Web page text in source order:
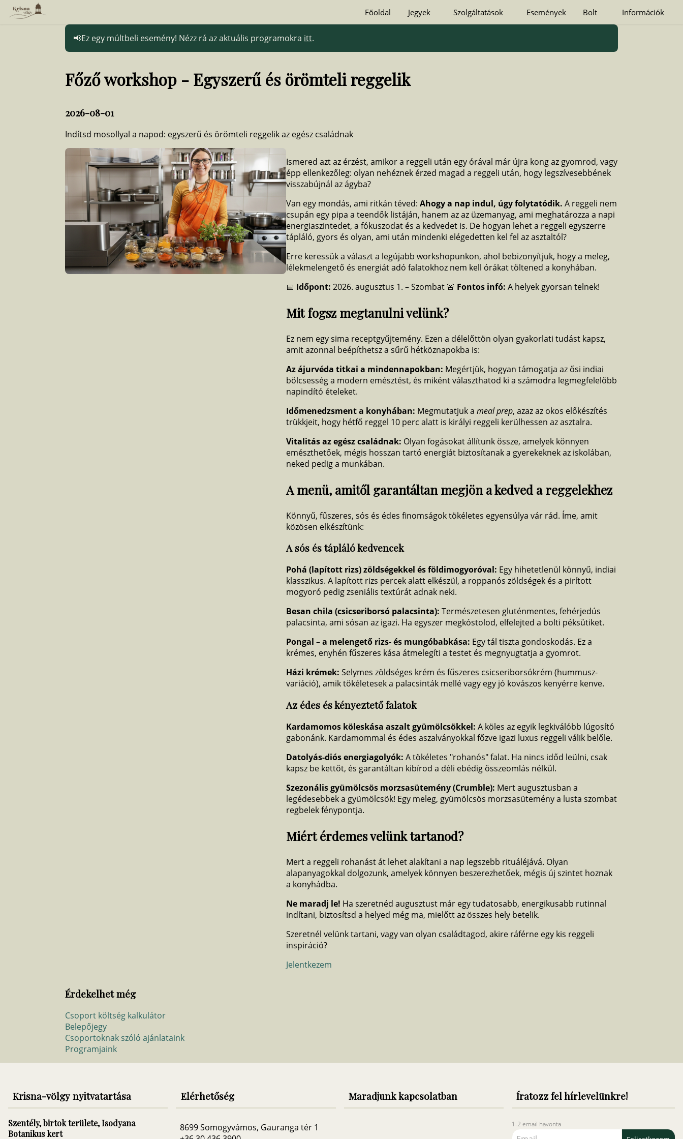
Főoldal Jegyek Szolgáltatások Események Bolt Információk
Ez egy múltbeli esemény! Nézz rá az aktuális programokra itt.
Főző workshop - Egyszerű és örömteli reggelik
2026-08-01
Indítsd mosollyal a napod: egyszerű és örömteli reggelik az egész családnak
Ismered azt az érzést, amikor a reggeli után egy órával már újra kong az gyomrod, vagy
épp ellenkezőleg: olyan nehéznek érzed magad a reggeli után, hogy legszívesebbének
visszabújnál az ágyba?
Van egy mondás, ami ritkán téved:Ahogy a nap indul, úgy folytatódik. A reggeli nem
csupán egy pipa a teendők listáján, hanem az az üzemanyag, ami meghatározza a napi
energiaszintedet, a fókuszodat és a kedvedet is. De hogyan lehet a reggeli egyszerre
tápláló, gyors és olyan, ami után mindenki elégedetten kel fel az asztaltól?
Erre keressük a választ a legújabb workshopunkon, ahol bebizonyítjuk, hogy a meleg,
lélekmelengető és energiát adó falatokhoz nem kell órákat töltened a konyhában.
📅 Időpont: 2026. augusztus 1. – Szombat 🚨 Fontos infó: A helyek gyorsan telnek!
Mit fogsz megtanulni velünk?
Ez nem egy sima receptgyűjtemény. Ezen a délelőttön olyan gyakorlati tudást kapsz,
amit azonnal beépíthetsz a sűrű hétköznapokba is:
Az ájurvéda titkai a mindennapokban: Megértjük, hogyan támogatja az ősi indiai
bölcsesség a modern emésztést, és miként választhatod ki a számodra legmegfelelőbb
napindító ételeket.
Időmenedzsment a konyhában: Megmutatjuk ameal prep, azaz az okos előkészítés
trükkjeit, hogy hétfő reggel 10 perc alatt is királyi reggeli kerülhessen az asztalra.
Vitalitás az egész családnak: Olyan fogásokat állítunk össze, amelyek könnyen
emészthetőek, mégis hosszan tartó energiát biztosítanak a gyerekeknek az iskolában,
neked pedig a munkában.
A menü, amitől garantáltan megjön a kedved a reggelekhez
Könnyű, fűszeres, sós és édes finomságok tökéletes egyensúlya vár rád. Íme, amit
közösen elkészítünk:
A sós és tápláló kedvencek
Pohá (lapított rizs) zöldségekkel és földimogyoróval: Egy hihetetlenül könnyű, indiai
klasszikus. A lapított rizs percek alatt elkészül, a roppanós zöldségek és a pirított
mogyoró pedig zseniális textúrát adnak neki.
Besan chila (csicseriborsó palacsinta): Természetesen gluténmentes, fehérjedús
palacsinta, ami sósan az igazi. Ha egyszer megkóstolod, elfelejted a bolti péksütiket.
Pongal – a melengető rizs- és mungóbabkása: Egy tál tiszta gondoskodás. Ez a
krémes, enyhén fűszeres kása átmelegíti a testet és megnyugtatja a gyomrot.
Házi krémek: Selymes zöldséges krém és fűszeres csicseriborsókrém (hummusz-
variáció), amik tökéletesek a palacsinták mellé vagy egy jó kovászos kenyérre kenve.
Az édes és kényeztető falatok
Kardamomos köleskása aszalt gyümölcsökkel: A köles az egyik legkiválóbb lúgosító
gabonánk. Kardamommal és édes aszalványokkal főzve igazi luxus reggeli válik belőle.
Datolyás-diós energiagolyók: A tökéletes "rohanós" falat. Ha nincs időd leülni, csak
kapsz be kettőt, és garantáltan kibírod a déli ebédig összeomlás nélkül.
Szezonális gyümölcsös morzsasütemény (Crumble): Mert augusztusban a
legédesebbek a gyümölcsök! Egy meleg, gyümölcsös morzsasütemény a lusta szombat
regbelek fénypontja.
Miért érdemes velünk tartanod?
Mert a reggeli rohanást át lehet alakítani a nap legszebb rituáléjává. Olyan
alapanyagokkal dolgozunk, amelyek könnyen beszerezhetőek, mégis új szintet hoznak
a konyhádba.
Ne maradj le! Ha szeretnéd augusztust már egy tudatosabb, energikusabb rutinnal
indítani, biztosítsd a helyed még ma, mielőtt az összes hely betelik.
Szeretnél velünk tartani, vagy van olyan családtagod, akire ráférne egy kis reggeli
inspiráció?
Jelentkezem
Érdekelhet még
Csoport költség kalkulátor
Belepőjegy
Csoportoknak szóló ajánlataink
Programjaink
Krisna-völgy nyitvatartása
Szentély, birtok területe, Isodyana
Botanikus kert
Elérhetőség
8699 Somogyvámos, Gauranga tér 1
Maradjunk kapcsolatban Íratozz fel hírlevelünkre!
1-2 email havonta